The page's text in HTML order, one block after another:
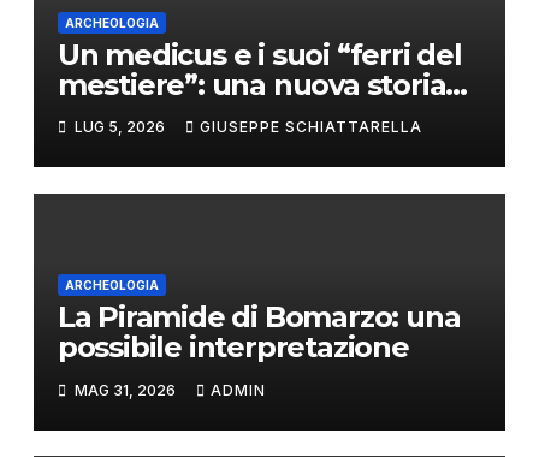
ARCHEOLOGIA
Un medicus e i suoi “ferri del
mestiere”: una nuova storia
da Pompei
LUG 5, 2026 GIUSEPPE SCHIATTARELLA
ARCHEOLOGIA
La Piramide di Bomarzo: una
possibile interpretazione
MAG 31, 2026 ADMIN